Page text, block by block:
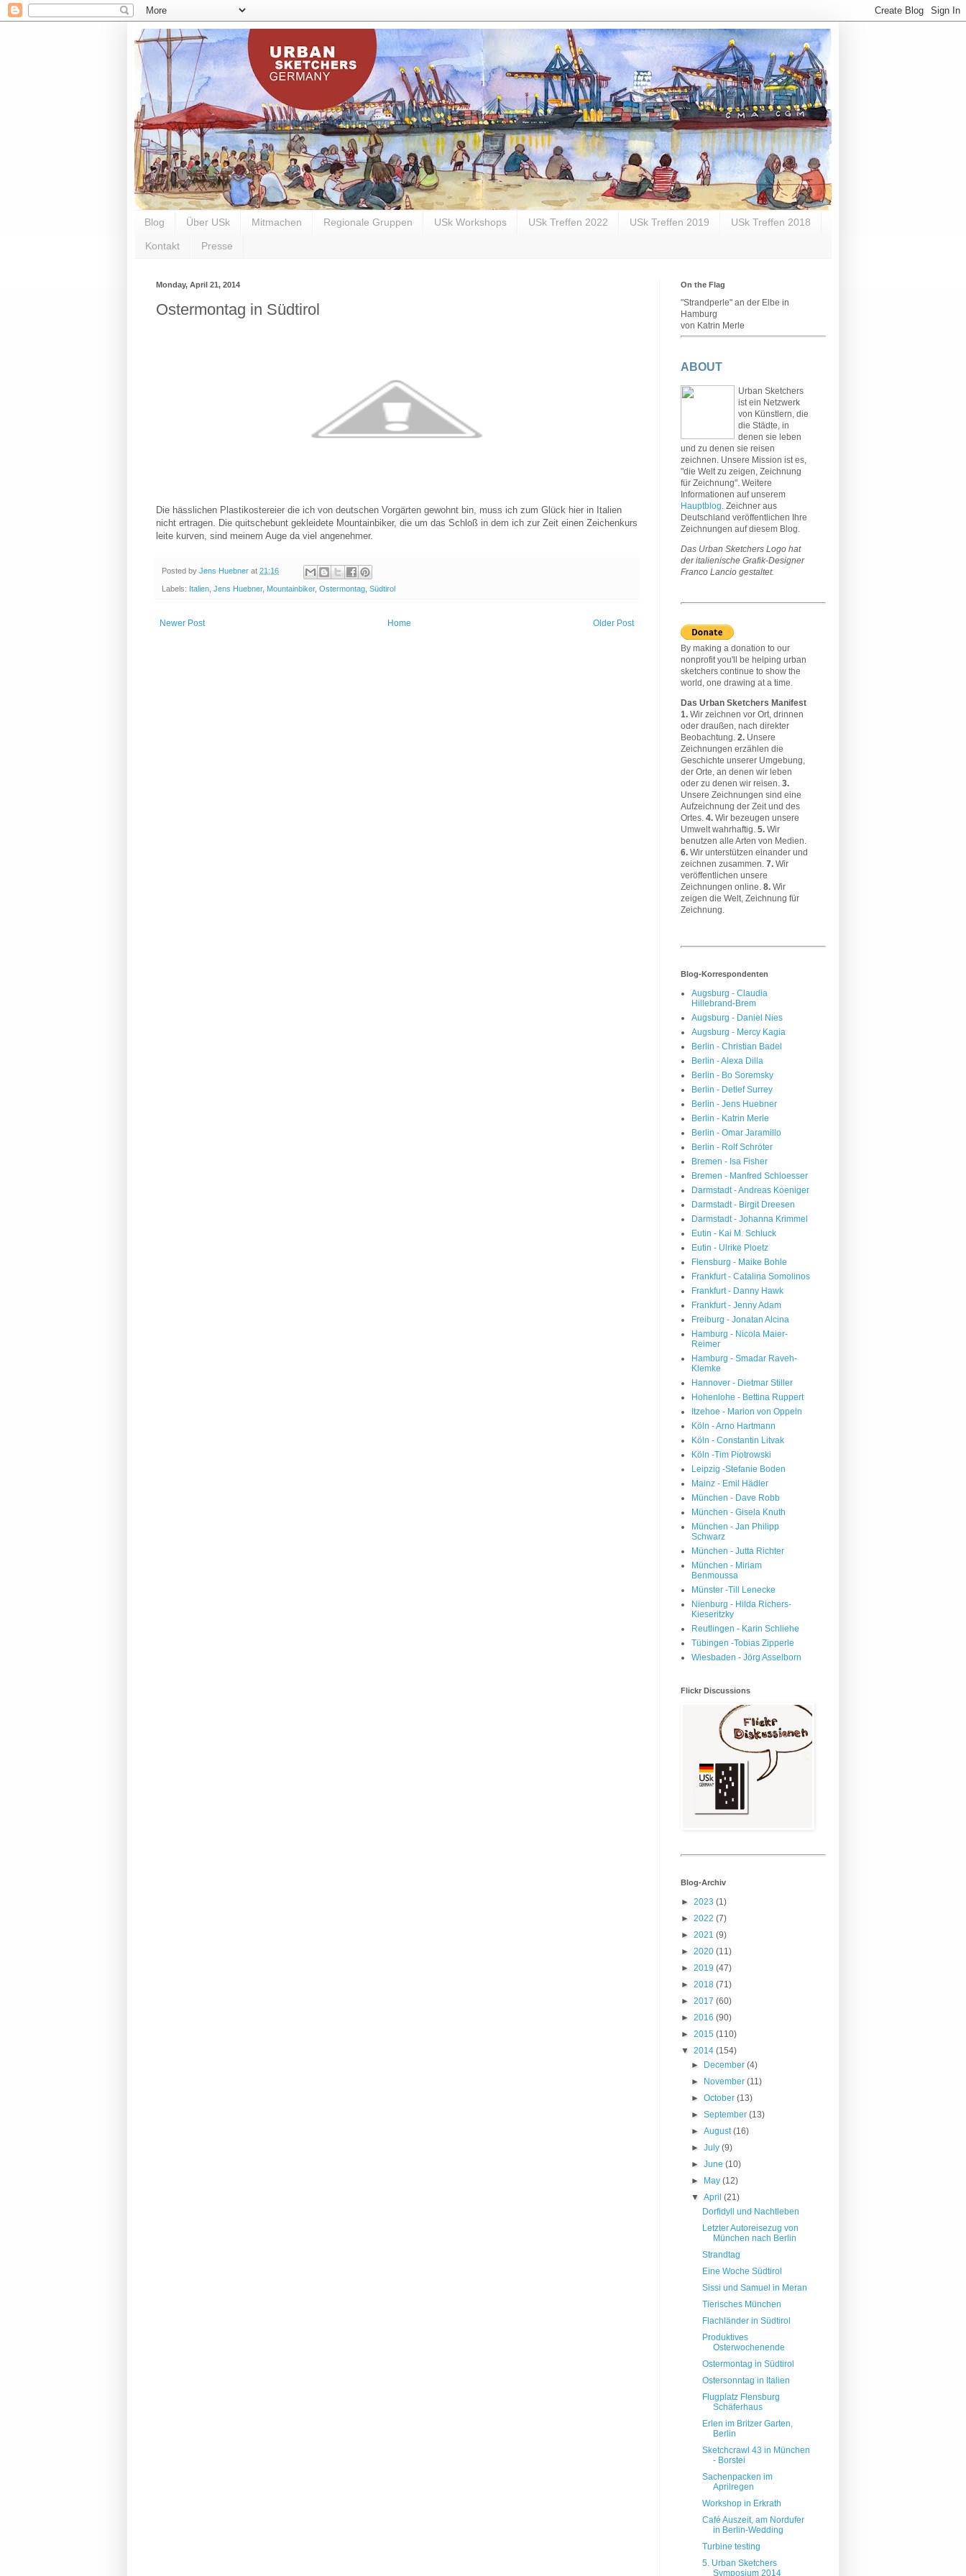
Blog Über USk Mitmachen Regionale Gruppen USk Workshops USk Treffen 2022 USk Treffen 2019 USk Treffen 2018
Kontakt Presse
Monday, April 21, 2014
Ostermontag in Südtirol
Die hässlichen Plastikostereier die ich von deutschen Vorgärten gewohnt bin, muss ich zum Glück hier in Italien
nicht ertragen. Die quitschebunt gekleidete Mountainbiker, die um das Schloß in dem ich zur Zeit einen Zeichenkurs
leite kurven, sind meinem Auge da viel angenehmer.
Posted by Jens Huebner at 21:16
Labels: Italien Jens Huebner, Mountainbiker, Ostermontag Südtirol
Newer Post Older Post
Home
On the Flag
"Strandperle" an der Elbe in
Hamburg
von Katrin Merle
ABOUT
Urban Sketchers
ist ein Netzwerk
von Künstlern, die
die Städte, in
denen sie leben
und zu denen sie reisen
zeichnen. Unsere Mission ist es,
"die Welt zu zeigen, Zeichnung
für Zeichnung". Weitere
Informationen auf unserem
Hauptblog. Zeichner aus
Deutschland veröffentlichen Ihre
Zeichnungen auf diesem Blog.
Das Urban Sketchers Logo hat
der italienische Grafik-Designer
Franco Lancio gestaltet.
By making a donation to our
nonprofit you'll be helping urban
sketchers continue to show the
world, one drawing at a time.
Das Urban Sketchers Manifest
1. Wir zeichnen vor Ort, drinnen
oder draußen, nach direkter
Beobachtung. 2. Unsere
Zeichnungen erzählen die
Geschichte unserer Umgebung,
der Orte, an denen wir leben
oder zu denen wir reisen. 3.
Unsere Zeichnungen sind eine
Aufzeichnung der Zeit und des
Ortes. 4. Wir bezeugen unsere
Umwelt wahrhaftig. 5. Wir
benutzen alle Arten von Medien.
6. Wir unterstützen einander und
zeichnen zusammen. 7. Wir
veröffentlichen unsere
Zeichnungen online. 8. Wir
zeigen die Welt, Zeichnung für
Zeichnung.
Blog-Korrespondenten
Augsburg - Claudia
Hillebrand-Brem
Augsburg - Daniel Nies
Augsburg - Mercy Kagia
Berlin - Christian Badel
Berlin - Alexa Dilla
Berlin - Bo Soremsky
Berlin - Detlef Surrey
Berlin - Jens Huebner
Berlin - Katrin Merle
Berlin - Omar Jaramillo
Berlin - Rolf Schröter
Bremen - Isa Fisher
Bremen - Manfred Schloesser
Darmstadt - Andreas Koeniger
Darmstadt - Birgit Dreesen
Darmstadt - Johanna Krimmel
Eutin - Kai M. Schluck
Eutin - Ulrike Ploetz
Flensburg - Maike Bohle
Frankfurt - Catalina Somolinos
Frankfurt - Danny Hawk
Frankfurt - Jenny Adam
Freiburg - Jonatan Alcina
Hamburg - Nicola Maier-
Reimer
Hamburg - Smadar Raveh-
Klemke
Hannover - Dietmar Stiller
Hohenlohe - Bettina Ruppert
Itzehoe - Marion von Oppeln
Köln - Arno Hartmann
Köln - Constantin Litvak
Köln -Tim Piotrowski
Leipzig -Stefanie Boden
Mainz - Emil Hädler
München - Dave Robb
München - Gisela Knuth
München - Jan Philipp
Schwarz
München - Jutta Richter
München - Miriam
Benmoussa
Münster -Till Lenecke
Nienburg - Hilda Richers-
Kieseritzky
Reutlingen - Karin Schliehe
Tübingen -Tobias Zipperle
Wiesbaden - Jörg Asselborn
Flickr Discussions
Blog-Archiv
► 2023 (1)
► 2022 (7)
► 2021 (9)
► 2020 (11)
► 2019 (47)
► 2018 (71)
► 2017 (60)
► 2016 (90)
► 2015 (110)
▼ 2014 (154)
►
December(4)
►
November(11)
►October(13)
►September(13)
►August(16)
►July(9)
►June(10)
►
May(12)
▼April(21)
Dorfidyll und Nachtleben
Letzter Autoreisezug von
München nach Berlin
Strandtag
Eine Woche Südtirol
Sissi und Samuel in Meran
Tierisches München
Flachländer in Südtirol
Produktives
Osterwochenende
Ostermontag in Südtirol
Ostersonntag in Italien
Flugplatz Flensburg
Schäferhaus
Erlen im Britzer Garten,
Berlin
Sketchcrawl 43 in München
- Borstei
Sachenpacken im
Aprilregen
Workshop in Erkrath
Café Auszeit, am Nordufer
in Berlin-Wedding
Turbine testing
5. Urban Sketchers
Symposium 2014